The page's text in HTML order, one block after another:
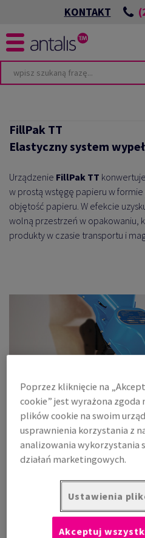
KONTAKT
FillPak TT
Elastyczny system
Urządzenie FillPak TT
w prostą wstęgę papieru w
objętość papieru. W efekcie
wolną przestrzeń w opakowaniu,
produkty w czasie transportu i
Poprzez kliknięcie na
cookie” jest wyrażona zgoda
plików cookie na swoim
usprawnienia korzystania z
analizowania wykorzystania
działań marketingowych.
Ustawienia
Akceptuj